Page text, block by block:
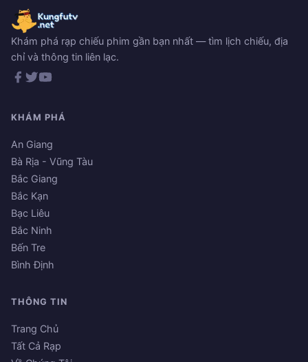
Khám phá rạp chiếu phim gần bạn nhất — tìm lịch chiếu, địa
chỉ và thông tin liên lạc.
KHÁM PHÁ
An Giang
Bà Rịa - Vũng Tàu
Bắc Giang
Bắc Kạn
Bạc Liêu
Bắc Ninh
Bến Tre
Bình Định
THÔNG TIN
Trang Chủ
Tất Cả Rạp